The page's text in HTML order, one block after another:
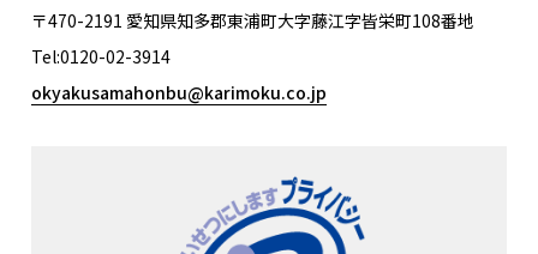
〒470-2191 愛知県知多郡東浦町大字藤江字皆栄町108番地
Tel:0120-02-3914
okyakusamahonbu@karimoku.co.jp